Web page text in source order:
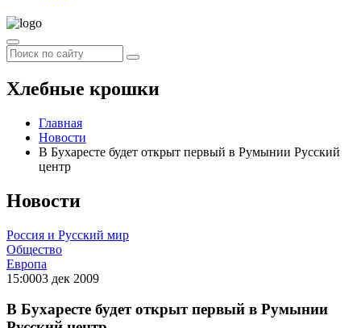
Хлебные крошки
Главная
Новости
В Бухаресте будет открыт первый в Румынии Русский
центр
Новости
Россия и Русский мир
Общество
Европа
15:0003 дек 2009
В Бухаресте будет открыт первый в Румынии